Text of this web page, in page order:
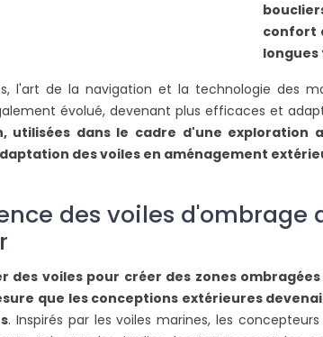
toile
COMMENT COUVRIR UNE
DE LA PLUIE ET DU SOLEIL ?
sensations de chaleur ou pour
agrandir votre espace vie,
n’hésitez pas à intégrer sur...
confort
longues
l'art de la navigation et la technologie des
évolué, devenant plus efficaces et
utilisées dans le cadre d'une exploration
des voiles en aménagement
des voiles
des voiles pour créer des zones
que les conceptions extérieures
. Inspirés par les voiles marines, les